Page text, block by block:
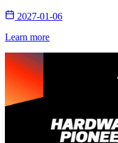
2027-01-06
Learn more